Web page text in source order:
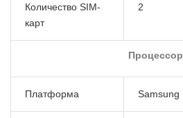
Количество SIM-
карт
2
Процессор
Платформа Samsung